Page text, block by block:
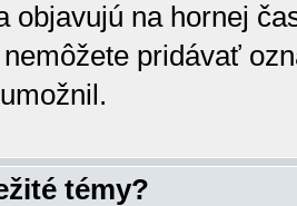
objavujú na hornej
pridávať
témy?